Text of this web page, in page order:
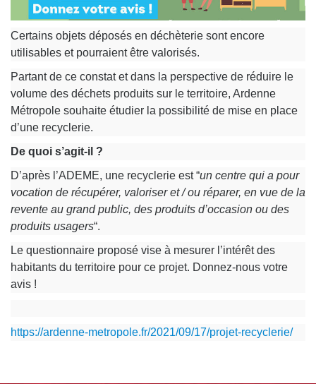
Certains objets déposés en déchèterie sont encore
utilisables et pourraient être valorisés.
Partant de ce constat et dans la perspective de réduire le
volume des déchets produits sur le territoire, Ardenne
Métropole souhaite étudier la possibilité de mise en place
d’une recyclerie.
De quoi s’agit-il ?
D’après l’ADEME, une recyclerie est “un centre qui a pour
vocation de récupérer, valoriser et / ou réparer, en vue de la
revente au grand public, des produits d’occasion ou des
produits usagers“.
Le questionnaire proposé vise à mesurer l’intérêt des
habitants du territoire pour ce projet. Donnez-nous votre
avis !
https://ardenne-metropole.fr/2021/09/17/projet-recyclerie/